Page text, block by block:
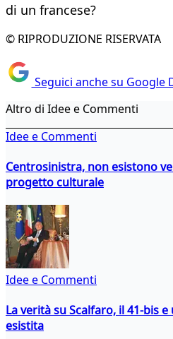
di un francese?
© RIPRODUZIONE RISERVATA
Seguici anche su Google
Altro di Idee e Commenti
Idee e Commenti
Centrosinistra, non esistono
progetto culturale
Idee e Commenti
La verità su Scalfaro, il 41-bis
esistita